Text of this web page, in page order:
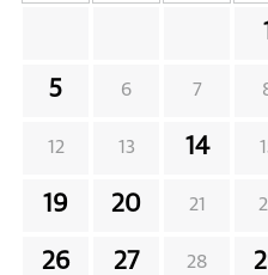
1
5 6 7
12 13 14
19 20 21
26 27 28